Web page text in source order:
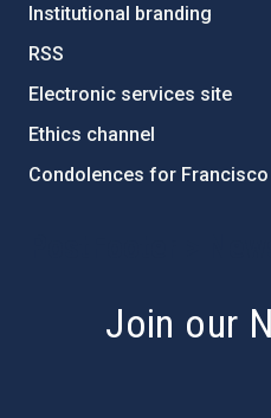
Institutional branding
RSS
Electronic services site
Ethics channel
Condolences for Francisco
Join our